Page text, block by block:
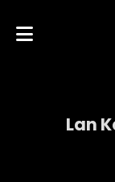
Lan